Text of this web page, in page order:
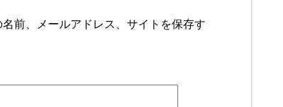
前、メールアドレス、サイトを保存す